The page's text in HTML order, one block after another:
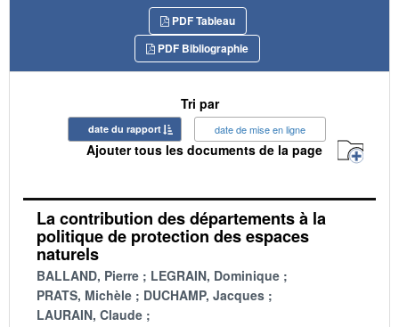
PDF Tableau
PDF Bibliographie
Tri par
date du rapport date de mise en ligne
Ajouter tous les documents de la page
La contribution des départements à la
politique de protection des espaces
naturels
BALLAND, Pierre
LEGRAIN, Dominique
PRATS, Michèle
DUCHAMP, Jacques
LAURAIN, Claude